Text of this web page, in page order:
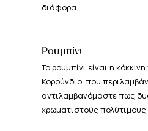
διάφορα
Ρουμπίνι
Το ρουμπίνι είναι η
Κορούνδιο, που
αντιλαμβανόμαστε πως
χρωματιστούς πολύτιμους